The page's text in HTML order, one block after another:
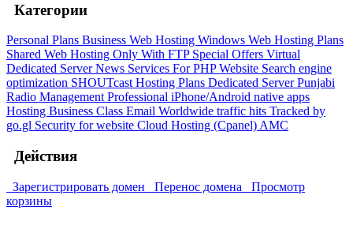
Категории
Personal Plans Business Web Hosting Windows Web Hosting Plans
Shared Web Hosting Only With FTP Special Offers Virtual
Dedicated ServerNews Services For PHP Website Search engine
optimization SHOUTcast Hosting Plans Dedicated ServerPunjabi
Radio ManagementProfessional iPhone/Android native apps
Hosting Business Class Email Worldwide traffic hits Tracked by
go.gl Security for website Cloud Hosting (Cpanel)AMC
Действия
Зарегистрировать домен Перенос домена
Просмотр
корзины